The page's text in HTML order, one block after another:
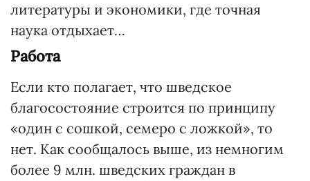
литературы и экономики, где точная
наука отдыхает…
Работа
Если кто полагает, что шведское
благосостояние строится по принципу
«один с сошкой, семеро с ложкой», то
нет. Как сообщалось выше, из немногим
более 9 млн. шведских граждан в